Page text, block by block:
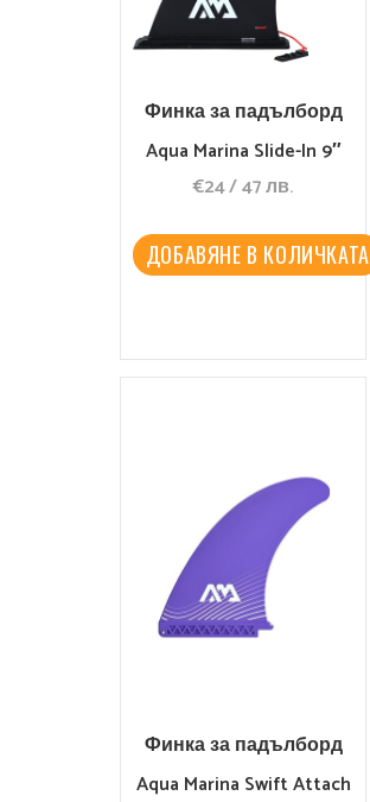
Финка за падълборд
Aqua Marina Slide-In 9″
Center Fin
€24/47лв.
ДОБАВЯНЕ В КОЛИЧКАТА
Финка за падълборд
Aqua Marina Swift Attach